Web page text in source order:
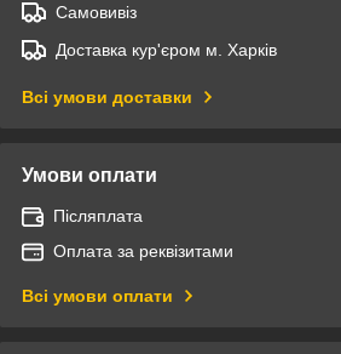
Самовивіз
Доставка кур'єром м. Харків
Всі умови доставки
Умови оплати
Післяплата
Оплата за реквізитами
Всі умови оплати